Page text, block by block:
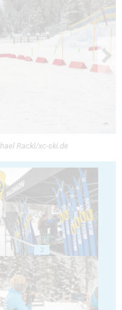
Rackl/xc-ski.de
2